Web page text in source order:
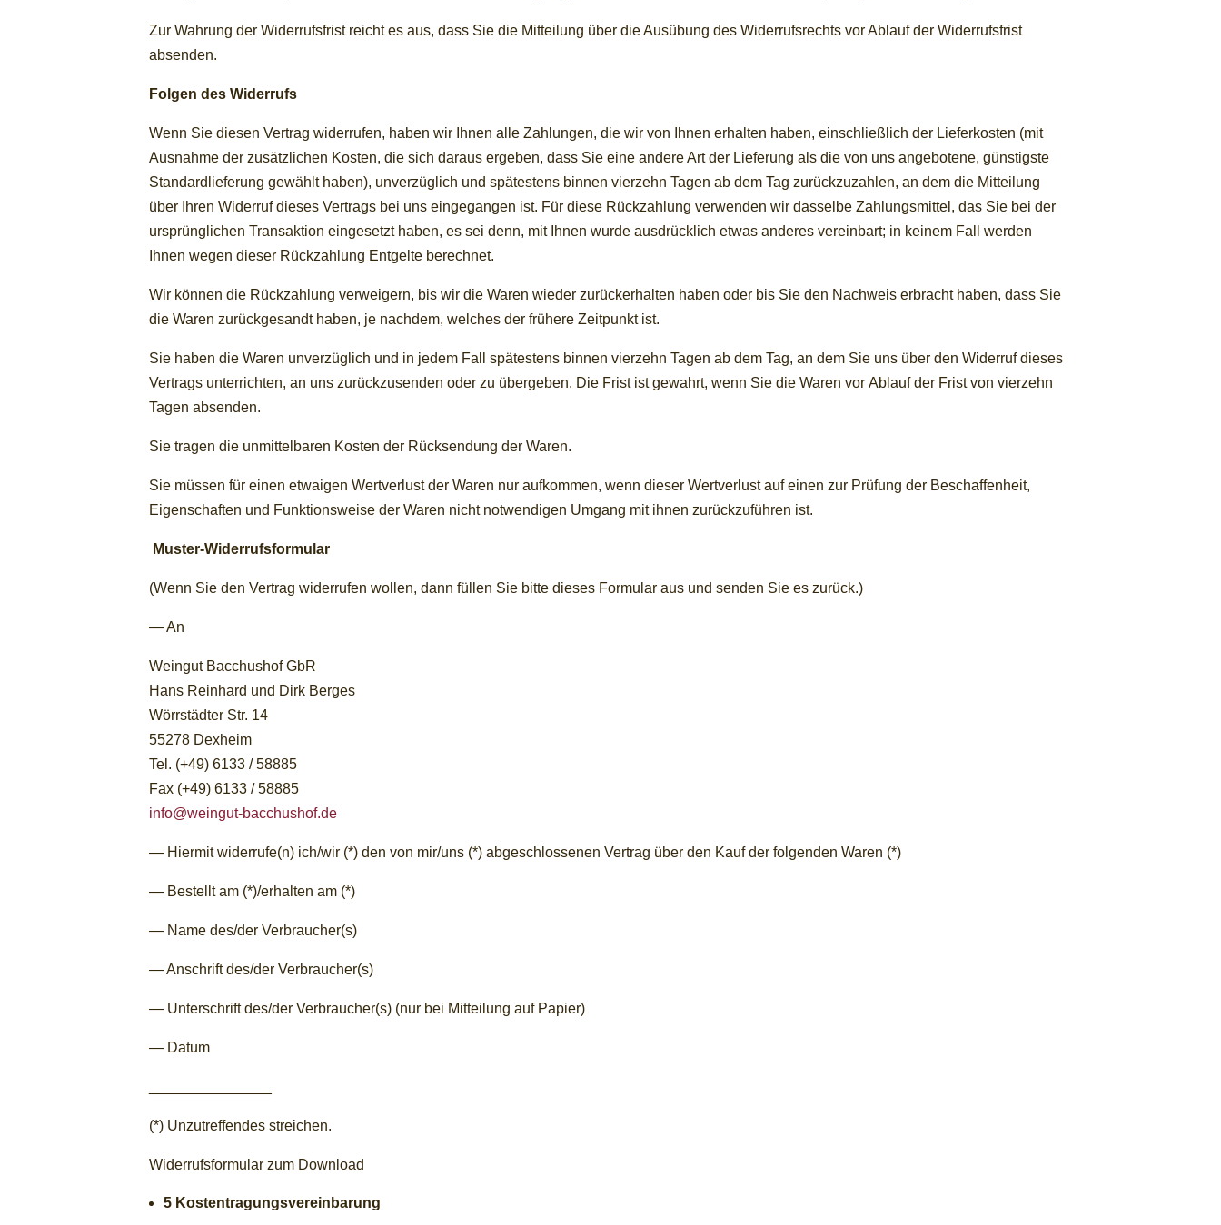
Zur Wahrung der Widerrufsfrist reicht es aus, dass Sie die Mitteilung über die Ausübung des Widerrufsrechts vor Ablauf der Widerrufsfrist
absenden.
Folgen des Widerrufs
Wenn Sie diesen Vertrag widerrufen, haben wir Ihnen alle Zahlungen, die wir von Ihnen erhalten haben, einschließlich der Lieferkosten (mit
Ausnahme der zusätzlichen Kosten, die sich daraus ergeben, dass Sie eine andere Art der Lieferung als die von uns angebotene, günstigste
Standardlieferung gewählt haben), unverzüglich und spätestens binnen vierzehn Tagen ab dem Tag zurückzuzahlen, an dem die Mitteilung
über Ihren Widerruf dieses Vertrags bei uns eingegangen ist. Für diese Rückzahlung verwenden wir dasselbe Zahlungsmittel, das Sie bei der
ursprünglichen Transaktion eingesetzt haben, es sei denn, mit Ihnen wurde ausdrücklich etwas anderes vereinbart; in keinem Fall werden
Ihnen wegen dieser Rückzahlung Entgelte berechnet.
Wir können die Rückzahlung verweigern, bis wir die Waren wieder zurückerhalten haben oder bis Sie den Nachweis erbracht haben, dass Sie
die Waren zurückgesandt haben, je nachdem, welches der frühere Zeitpunkt ist.
Sie haben die Waren unverzüglich und in jedem Fall spätestens binnen vierzehn Tagen ab dem Tag, an dem Sie uns über den Widerruf dieses
Vertrags unterrichten, an uns zurückzusenden oder zu übergeben. Die Frist ist gewahrt, wenn Sie die Waren vor Ablauf der Frist von vierzehn
Tagen absenden.
Sie tragen die unmittelbaren Kosten der Rücksendung der Waren.
Sie müssen für einen etwaigen Wertverlust der Waren nur aufkommen, wenn dieser Wertverlust auf einen zur Prüfung der Beschaffenheit,
Eigenschaften und Funktionsweise der Waren nicht notwendigen Umgang mit ihnen zurückzuführen ist.
Muster-Widerrufsformular
(Wenn Sie den Vertrag widerrufen wollen, dann füllen Sie bitte dieses Formular aus und senden Sie es zurück.)
— An
Weingut Bacchushof GbR
Hans Reinhard und Dirk Berges
Wörrstädter Str. 14
55278 Dexheim
Tel. (+49) 6133 / 58885
Fax (+49) 6133 / 58885
info@weingut-bacchushof.de
— Hiermit widerrufe(n) ich/wir (*) den von mir/uns (*) abgeschlossenen Vertrag über den Kauf der folgenden Waren (*)
— Bestellt am (*)/erhalten am (*)
— Name des/der Verbraucher(s)
— Anschrift des/der Verbraucher(s)
— Unterschrift des/der Verbraucher(s) (nur bei Mitteilung auf Papier)
— Datum
(*) Unzutreffendes streichen.
Widerrufsformular zum Download
5 Kostentragungsvereinbarung